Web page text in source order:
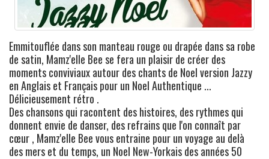
Emmitouflée dans son manteau rouge ou drapée dans sa robe
de satin, Mamz'elle Bee se fera un plaisir de créer des
moments conviviaux autour des chants de Noel version Jazzy
en Anglais et Français pour un Noel Authentique ...
Délicieusement rétro .
Des chansons qui racontent des histoires, des rythmes qui
donnent envie de danser, des refrains que l'on connaît par
cœur , Mamz'elle Bee vous entraine pour un voyage au delà
des mers et du temps, un Noel New-Yorkais des années 50